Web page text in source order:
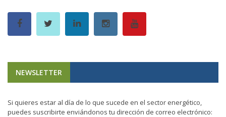
NEWSLETTER
Si quieres estar al día de lo que sucede en el sector energético,
puedes suscribirte enviándonos tu dirección de correo electrónico: